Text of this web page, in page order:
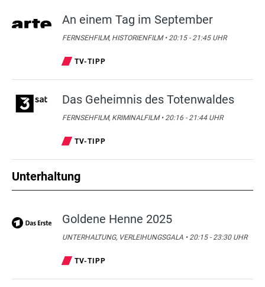
An einem Tag im September
FERNSEHFILM, HISTORIENFILM • 20:15 - 21:45 UHR
TV-TIPP
Das Geheimnis des Totenwaldes
FERNSEHFILM, KRIMINALFILM • 20:16 - 21:44 UHR
TV-TIPP
Unterhaltung
Goldene Henne 2025
UNTERHALTUNG, VERLEIHUNGSGALA • 20:15 - 23:30 UHR
TV-TIPP